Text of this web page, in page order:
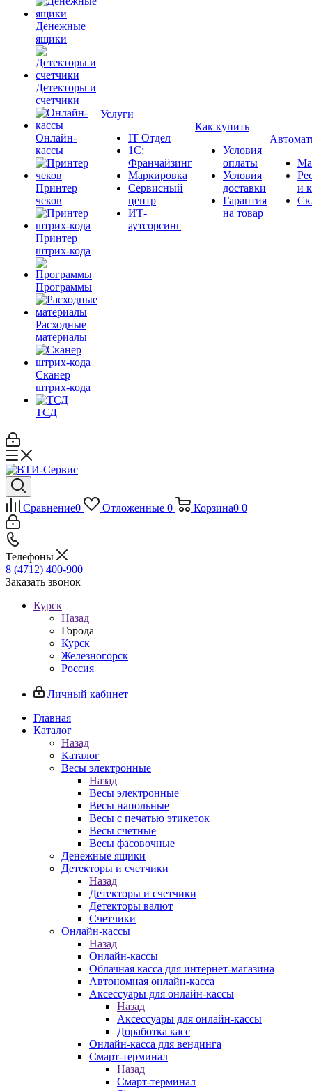
Денежные
ящики
Детекторы и
счетчики
Онлайн-
кассы
Принтер
чеков
Принтер
штрих-кода
Программы
Расходные
материалы
Сканер
штрих-кода
ТСД
Услуги
IT Отдел
1С:
Франчайзинг
Маркировка
Сервисный
центр
ИТ-
аутсорсинг
Как купить
Условия
оплаты
Условия
доставки
Гарантия
на товар
и
Сравнение0 Отложенные 0 Корзина0 0
Телефоны
8 (4712) 400-900
Заказать звонок
Курск
Назад
Города
Курск
Железногорск
Россия
Личный кабинет
Главная
Каталог
Назад
Каталог
Весы электронные
Назад
Весы электронные
Весы напольные
Весы с печатью этикеток
Весы счетные
Весы фасовочные
Денежные ящики
Детекторы и счетчики
Назад
Детекторы и счетчики
Детекторы валют
Счетчики
Онлайн-кассы
Назад
Онлайн-кассы
Облачная касса для интернет-магазина
Автономная онлайн-касса
Аксессуары для онлайн-кассы
Назад
Аксессуары для онлайн-кассы
Доработка касс
Онлайн-касса для вендинга
Смарт-терминал
Назад
Смарт-терминал